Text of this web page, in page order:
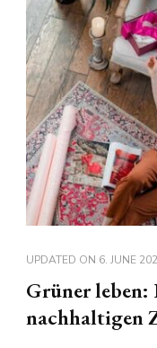
UPDATED ON 6. JUNE
Grüner leben:
nachhaltigen